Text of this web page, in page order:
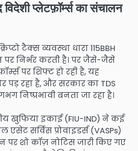
प्लेटफ़ॉर्म्स का संचालन
टैक्स व्यवस्था धारा 115BBH
निर्भर करती है। पर जैसे-जैसे
पर शिफ्ट हो रही है, यह
पड़ रहा है, और सरकार का TDS
निष्प्रभावी बनता जा रहा है।
खुफिया इकाई (FIU-IND) ने कई
सर्विस प्रोवाइडर्स (VASPs)
पर शो कॉज़ नोटिस जारी किए गए